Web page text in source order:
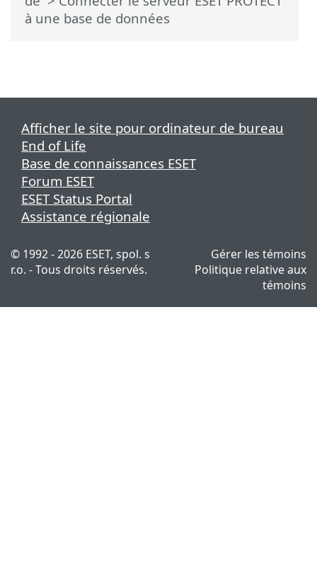
à une base de données
Afficher le site pour ordinateur de bureau
End of Life
Base de connaissances ESET
Forum ESET
ESET Status Portal
Assistance régionale
© 1992 - 2026 ESET, spol. s
r.o. - Tous droits réservés.
Gérer les témoins
Politique relative aux
témoins